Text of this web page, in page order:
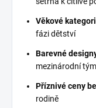
Věkové
fázi dětství
Barevné
mezinárodní
Příznivé ceny
rodině